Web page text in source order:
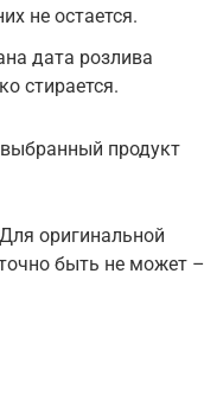
не остается.
дата розлива
стирается.
продукт
оригинальной
быть не может –